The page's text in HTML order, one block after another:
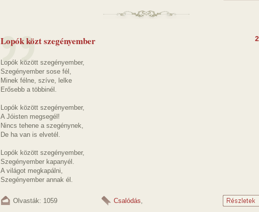
Lopók közt szegényember
Lopók között szegényember,
Szegényember sose fél,
Minek félne, szíve, lelke
Erősebb a többinél.
Lopók között szegényember,
A Jóisten megsegél!
Nincs tehene a szegénynek,
De ha van is elvetél.
Lopók között szegényember,
Szegényember kapanyél.
A világot megkapálni,
Szegényember annak él.
Olvasták: 1059 Csalódás,